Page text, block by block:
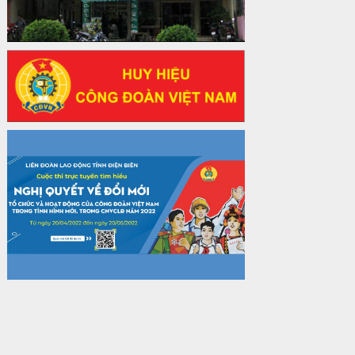
31/12/2024 của Tổng LĐLĐ Việt Nam
về việc quy định tỷ lệ phân phối tự động
KPCĐ 2% qua tài khoản Công đoàn
Việt Nam về các cấp Công đoàn năm
2025
Thời gian đăng: 06/01/2025
lượt xem: 1066 | lượt tải:437
47-TTCĐ/BTGTU
Thông tin chuyên đề: Một số nôi dung
thống chính trị tinh gọn, hoạt động hiệu
lực, hiệu quả
Thời gian đăng: 25/12/2024
lượt xem: 1221 | lượt tải:339
37/HD-TLĐ
Hướng dẫn Công đoàn với việc tổ chức
dân